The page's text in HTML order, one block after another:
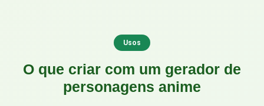
Usos
O que criar com um gerador de
personagens anime